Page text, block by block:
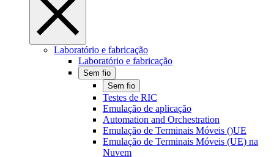
Laboratório e fabricação
Laboratório e fabricação
Sem fio
Sem fio
Testes de RIC
Emulação de aplicação
Automation and Orchestration
Emulação de Terminais Móveis ()UE
Emulação de Terminais Móveis (UE) na
Nuvem